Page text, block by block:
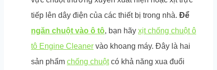
tiếp lên dây điện của các thiết bị trong nhà. Để
ngăn chuột vào ô tô, bạn hãy xịt chống chuột ô
tô Engine Cleaner vào khoang máy. Đây là hai
sản phẩm chống chuộtcó khả năng xua đuổi